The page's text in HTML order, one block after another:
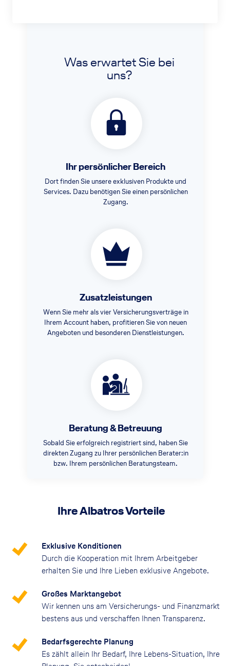
Was erwartet Sie bei
uns?
Ihr persönlicher Bereich
Dort finden Sie unsere exklusiven Produkte und
Services. Dazu benötigen Sie einen persönlichen
Zugang.
Zusatzleistungen
Wenn Sie mehr als vier Versicherungsverträge in
Ihrem Account haben, profitieren Sie von neuen
Angeboten und besonderen Dienstleistungen.
Beratung & Betreuung
Sobald Sie erfolgreich registriert sind, haben Sie
direkten Zugang zu Ihrer persönlichen Berater:in
bzw. Ihrem persönlichen Beratungsteam.
Ihre Albatros Vorteile
Exklusive Konditionen
Durch die Kooperation mit Ihrem Arbeitgeber
erhalten Sie und Ihre Lieben exklusive Angebote.
Großes Marktangebot
Wir kennen uns am Versicherungs- und Finanzmarkt
bestens aus und verschaffen Ihnen Transparenz.
Bedarfsgerechte Planung
Es zählt allein Ihr Bedarf, Ihre Lebens-Situation, Ihre